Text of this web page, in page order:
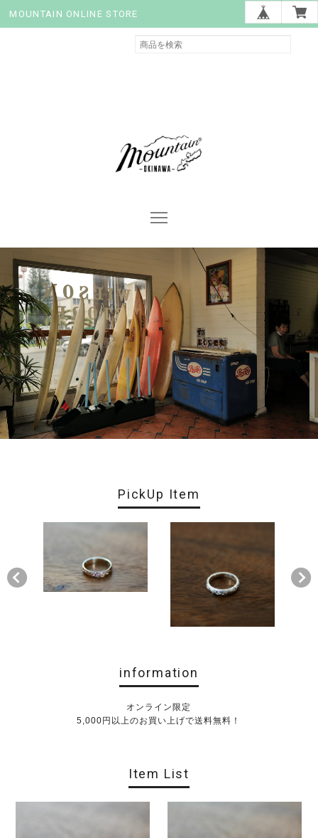
MOUNTAIN ONLINE STORE
PickUp Item
information
オンライン限定
5,000円以上のお買い上げで送料無料！
Item List